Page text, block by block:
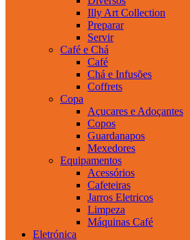
Illy Art Collection
Preparar
Servir
Café e Chá
Café
Chá e Infusões
Coffrets
Copa
Açucares e Adoçantes
Copos
Guardanapos
Mexedores
Equipamentos
Acessórios
Cafeteiras
Jarros Eletricos
Limpeza
Máquinas Café
Eletrónica